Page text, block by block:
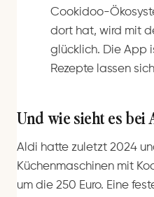
Cookidoo-
dort hat, wird mit
glücklich. Die App
Rezepte lassen
Und wie sieht es bei
Aldi hatte zuletzt 2024
Küchenmaschinen mit
um die 250 Euro. Eine